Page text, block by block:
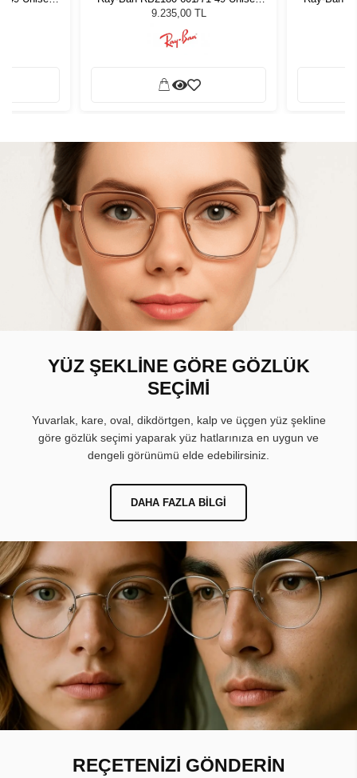
Güneş Gözlüğü
9.235,00 TL
YÜZ ŞEKLİNE GÖRE GÖZLÜK
SEÇİMİ
Yuvarlak, kare, oval, dikdörtgen, kalp ve üçgen yüz şekline
göre gözlük seçimi yaparak yüz hatlarınıza en uygun ve
dengeli görünümü elde edebilirsiniz.
DAHA FAZLA BILGI
REÇETENİZİ GÖNDERİN